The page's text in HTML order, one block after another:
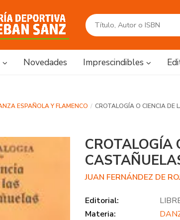
Novedades Imprescindibles
ESPAÑOLA Y FLAMENCO CROTALOGÍA O CIENCIA DE
CROTALOGÍA
JUAN FERNÁNDEZ DE
Editorial:
Materia: